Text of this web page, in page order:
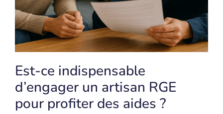
Est-ce indispensable
d’engager un artisan RGE
pour profiter des aides ?